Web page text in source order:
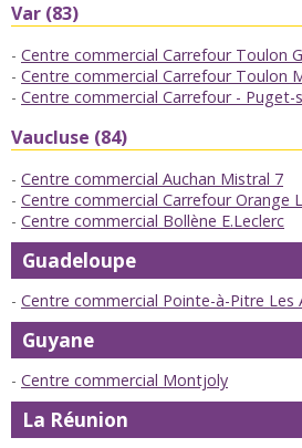
Var (83)
Centre commercial Carrefour Toulon
Centre commercial Carrefour Toulon
Centre commercial Carrefour - Puget-
Vaucluse (84)
Centre commercial Auchan Mistral 7
Centre commercial Carrefour Orange
Centre commercial Bollène E.Leclerc
Guadeloupe
Centre commercial Pointe-à-Pitre Les
Guyane
Centre commercial Montjoly
La Réunion